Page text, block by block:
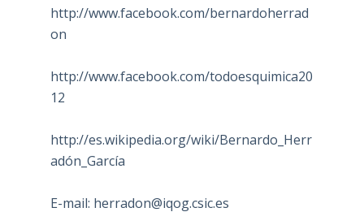
http://www.facebook.com/bernardoherrad
on
http://www.facebook.com/todoesquimica20
12
http://es.wikipedia.org/wiki/Bernardo_Herr
adón_García
E-mail: herradon@iqog.csic.es